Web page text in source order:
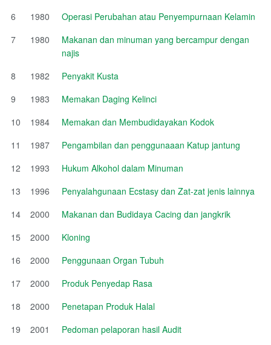
6
1980
Operasi Perubahan atau Penyempurnaan Kelamin
7
1980
Makanan dan minuman yang bercampur dengan
najis
8
1982
Penyakit Kusta
9
1983
Memakan Daging Kelinci
10
1984
Memakan dan Membudidayakan Kodok
11
1987
Pengambilan dan penggunaaan Katup jantung
12
1993
Hukum Alkohol dalam Minuman
13
1996
Penyalahgunaan Ecstasy dan Zat-zat jenis lainnya
14
2000
Makanan dan Budidaya Cacing dan jangkrik
15
2000
Kloning
16
2000
Penggunaan Organ Tubuh
17
2000
Produk Penyedap Rasa
18
2000
Penetapan Produk Halal
19
2001
Pedoman pelaporan hasil Audit